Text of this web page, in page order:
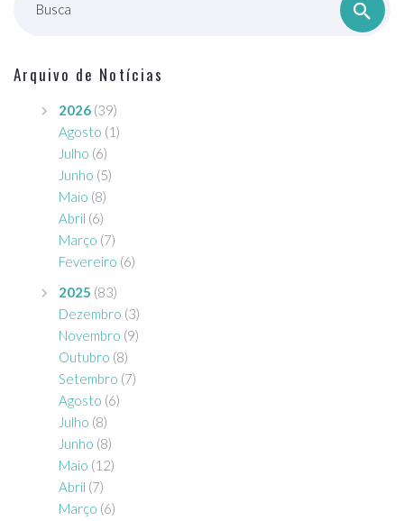
Busca
Arquivo de Notícias
2026 (39)
Agosto (1)
Julho (6)
Junho (5)
Maio (8)
Abril (6)
Março (7)
Fevereiro (6)
2025 (83)
Dezembro (3)
Novembro (9)
Outubro (8)
Setembro (7)
Agosto (6)
Julho (8)
Junho (8)
Maio (12)
Abril (7)
Março (6)